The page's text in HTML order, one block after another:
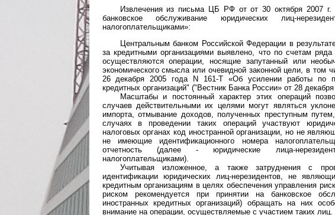
Извлечения из письма ЦБ РФ от от 30 октября 2007
банковское обслуживание юридических лиц-
налогоплательщиками»:
Центральным банком Российской Федерации в
за кредитными организациями выявлено, что по счетам ряда
осуществляются операции, носящие запутанный или
экономического смысла или очевидной законной цели, в том
26 декабря 2005 года N 161-Т «Об усилении работы по
кредитных организаций" ("Вестник Банка России» от 28
Масштабы и постоянный характер этих операций
случаев действительными их целями могут являться
импорта, отмывание доходов, полученных преступным
случаях в проведении таких операций участвуют
налоговых органах код иностранной организации, но не
не имеющие идентификационного номера
отчетность (далее - юридические лица-
налогоплательщиками).
Учитывая изложенное, а также затруднения с
идентификации юридических лиц-нерезидентов, не
кредитным организациям в целях обеспечения управления
риском рекомендуется при принятии на банковское
иностранных кредитных организаций) обращать на них
внимание на операции, осуществляемые с участием таких лиц.